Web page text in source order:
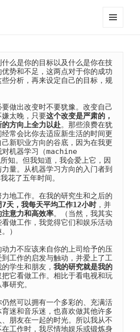
么是你的目标以及什么是你在技
势和不足，这两点对于你的成功
分析，再来设定自己的目标，规
做出改变时不要犹豫。改变自己
太晚，只要这个改变是严肃的，
方向上全力以赴。那些浪费在犹
常会比你去适应新生活的时间更
新职业方向的谷底，因为在我更
对机器学习（machine
。但我知道，我会爱上它，因
量。从机器学习方向的入门者到
花了五年时间。
地工作。在我的研究生和之后的
7天，我每天平均工作12小时，并
意力和高效率。（当然，我其实
做工作，我觉得它们和娱乐活动
）
动力不应该来自你的上司给予的压
工作的启发与触动，并爱上了工
学生和朋友，我的研究就是我的
它看做工作。相比于看电视和玩
研究。
然可以拥有一个多彩的、充满活
迷和音乐迷，也喜欢做其他许多
朋友在一起的时光。所以我从不
工作时，我尽情地娱乐或锻炼身